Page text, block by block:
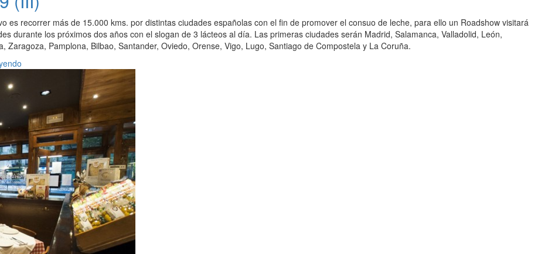
es recorrer más de 15.000 kms. por distintas ciudades españolas con el fin de promover el consuo de leche, para ello un Roadshow visitará
durante los próximos dos años con el slogan de 3 lácteos al día. Las primeras ciudades serán Madrid, Salamanca, Valladolid, León,
Zaragoza, Pamplona, Bilbao, Santander, Oviedo, Orense, Vigo, Lugo, Santiago de Compostela y La Coruña.